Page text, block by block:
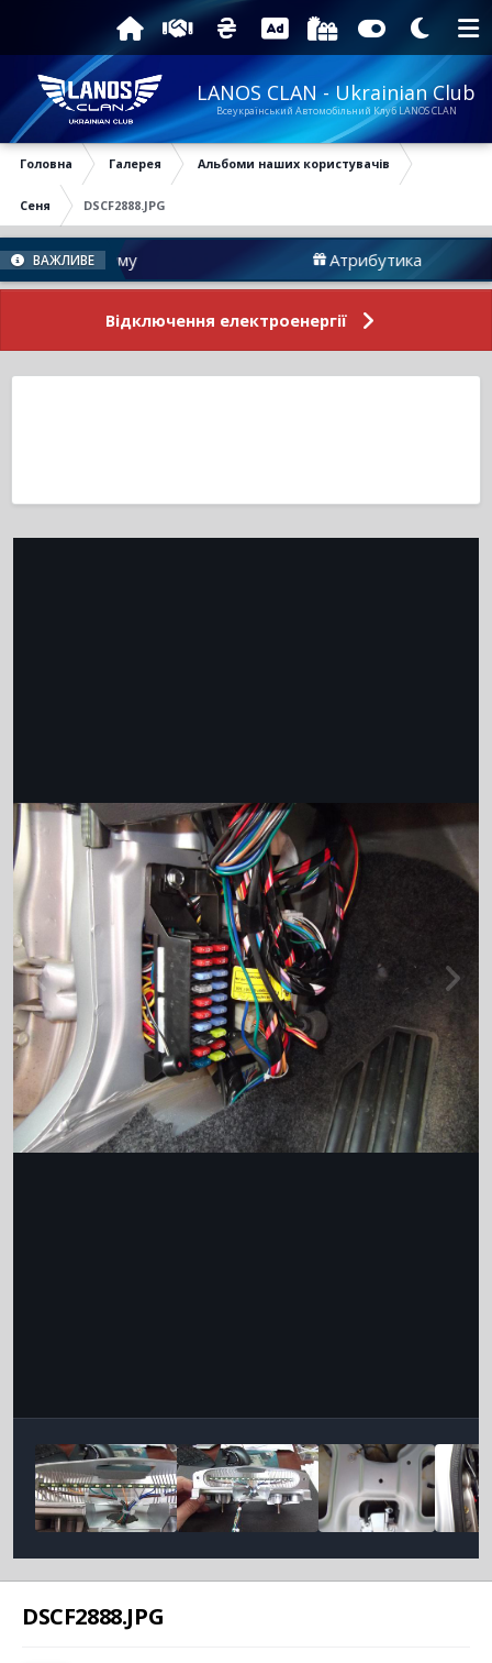
LANOS CLAN - Ukrainian Club
Всеукраїнський Автомобільний Клуб LANOS CLAN
Головна Галерея Альбоми наших користувачів
Сеня DSCF2888.JPG
ВАЖЛИВЕ
Форуму Атрибутика
Відключення електроенергії
DSCF2888.JPG